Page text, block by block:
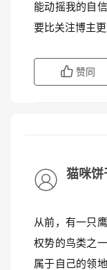
能动摇我的自
要比关注博主更
赞同
猫咪饼
从前，有一只
权势的鸟类之
属于自己的领